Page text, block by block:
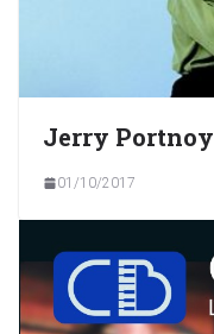
Jerry Portnoy
01/10/2017